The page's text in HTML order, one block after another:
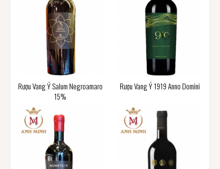
Rượu Vang Ý Salum Negroamaro
15%
Rượu Vang Ý 1919 Anno Domini